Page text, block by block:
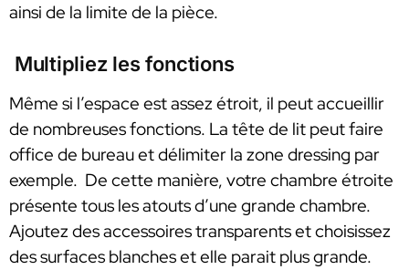
ainsi de la limite de la pièce.
Multipliez les fonctions
Même si l’espace est assez étroit, il peut accueillir
de nombreuses fonctions. La tête de lit peut faire
office de bureau et délimiter la zone dressing par
exemple. De cette manière, votre chambre étroite
présente tous les atouts d’une grande chambre.
Ajoutez des accessoires transparents et choisissez
des surfaces blanches et elle parait plus grande.